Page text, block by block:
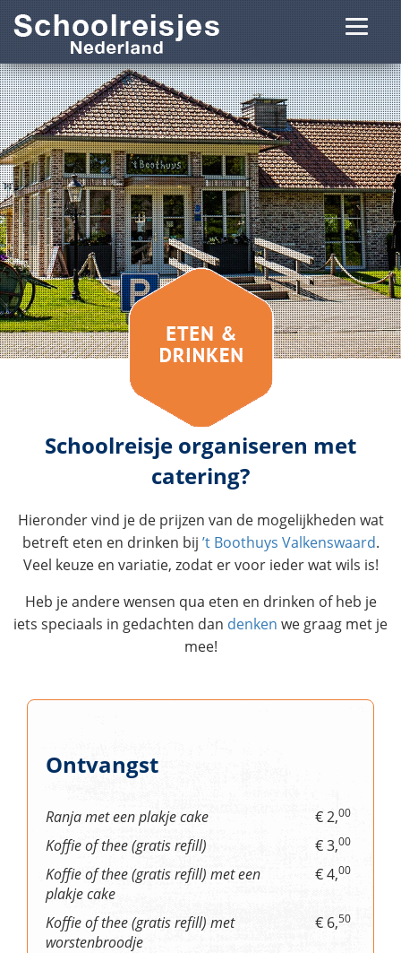
Schoolreisje organiseren met
catering?
Hieronder vind je de prijzen van de mogelijkheden wat
betreft eten en drinken bij ’t Boothuys Valkenswaard.
Veel keuze en variatie, zodat er voor ieder wat wils is!
Heb je andere wensen qua eten en drinken of heb je
iets speciaals in gedachten dan denken we graag met je
mee!
Ontvangst
Ranja met een plakje cake € 2,00
Koffie of thee (gratis refill) € 3,00
Koffie of thee (gratis refill) met een
plakje cake
€ 4,00
Koffie of thee (gratis refill) met
worstenbroodje
€ 6,50